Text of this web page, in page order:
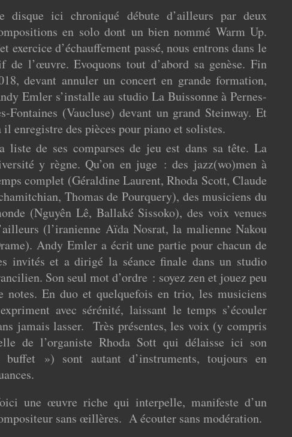
disque ici chroniqué débute d’ailleurs par deux
en solo dont un bien nommé Warm Up.
exercice d’échauffement passé, nous entrons dans le
de l’œuvre. Evoquons tout d’abord sa genèse. Fin
devant annuler un concert en grande formation,
Emler s’installe au studio La Buissonne à Pernes-
Fontaines (Vaucluse) devant un grand Steinway. Et
il enregistre des pièces pour piano et solistes.
liste de ses comparses de jeu est dans sa tête. La
y règne. Qu’on en juge : des jazz(wo)men à
complet (Géraldine Laurent, Rhoda Scott, Claude
Thomas de Pourquery), des musiciens du
(Nguyên Lê, Ballaké Sissoko), des voix venues
(l’iranienne Aïda Nosrat, la malienne Nakou
Andy Emler a écrit une partie pour chacun de
invités et a dirigé la séance finale dans un studio
Son seul mot d’ordre : soyez zen et jouez peu
notes. En duo et quelquefois en trio, les musiciens
avec sérénité, laissant le temps s’écouler
jamais lasser. Très présentes, les voix (y compris
de l’organiste Rhoda Sott qui délaisse ici son
buffet ») sont autant d’instruments, toujours en
une œuvre riche qui interpelle, manifeste d’un
sans œillères. A écouter sans modération.